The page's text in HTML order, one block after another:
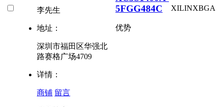
李先生
地址：
深圳市福田区华强北
路赛格广场4709
详情：
商铺 留言
5FGG484C
优势
XILINXBGA